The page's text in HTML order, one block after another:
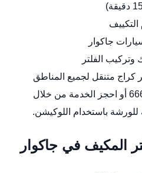
جاكوار
وتركيب الفلتر
متنقل لجميع المناطق
للورشة باستخدام اللوكيشن.
المكيف في جاكوار